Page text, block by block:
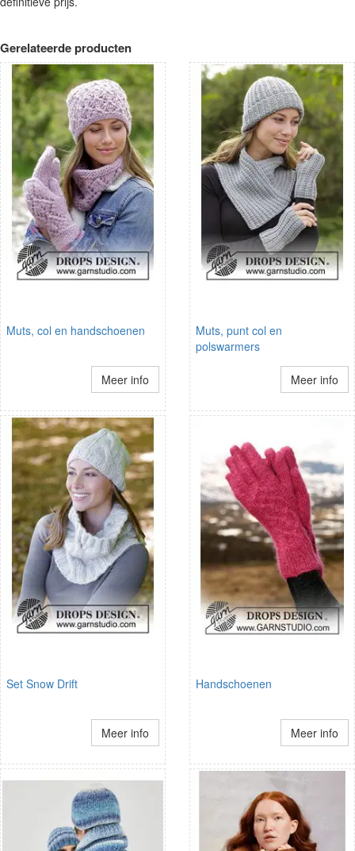
Gerelateerde producten
Muts, col en handschoenen
Meer info
Muts, punt col en
polswarmers
Meer info
Set Snow Drift
Meer info
Handschoenen
Meer info